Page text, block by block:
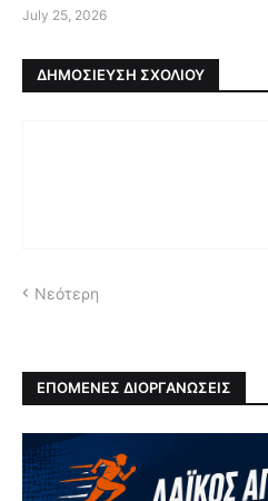
July 25, 2026
ΔΗΜΟΣΊΕΥΣΗ ΣΧΟΛΊΟΥ
Νεότερη
ΕΠΟΜΕΝΕΣ ΔΙΟΡΓΑΝΩΣΕΙΣ